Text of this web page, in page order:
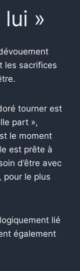
»
les sacrifices
tourner est
part »,
le moment
est prête à
d’être avec
pour le plus
lié
également